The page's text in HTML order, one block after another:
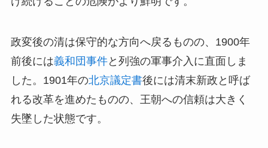
政変後の清は保守的な方向へ戻るものの、1900年
前後には義和団事件と列強の軍事介入に直面しま
した。1901年の北京議定書後には清末新政と呼ば
れる改革を進めたものの、王朝への信頼は大きく
失墜した状態です。